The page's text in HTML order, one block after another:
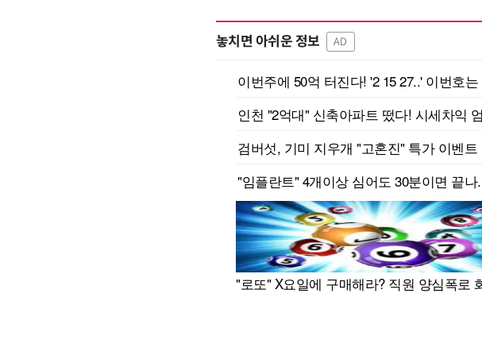
놓치면 아쉬운 정보 AD